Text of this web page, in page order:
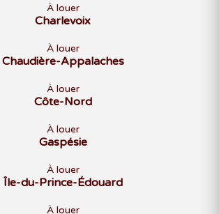
À louer
Charlevoix
À louer
Chaudière-Appalaches
À louer
Côte-Nord
À louer
Gaspésie
À louer
Île-du-Prince-Édouard
À louer